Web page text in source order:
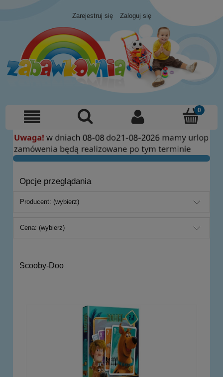
Zarejestruj się Zaloguj się
Opcje przeglądania
Producent: (wybierz)
Cena: (wybierz)
Scooby-Doo